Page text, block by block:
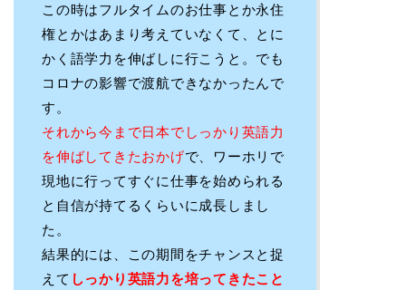
この時はフルタイムのお仕事とか永住
権とかはあまり考えていなくて、とに
かく語学力を伸ばしに行こうと。でも
コロナの影響で渡航できなかったんで
す。
それから今まで日本でしっかり英語力
を伸ばしてきたおかげで、ワーホリで
現地に行ってすぐに仕事を始められる
と自信が持てるくらいに成長しまし
た。
結果的には、この期間をチャンスと捉
えて しっかり英語力を培ってきたこと